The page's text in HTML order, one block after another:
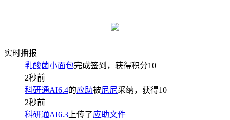
实时播报
乳酸菌小面包完成签到，获得积分10
2秒前
科研通AI6.4的应助被尼尼采纳，获得10
2秒前
科研通AI6.3上传了 应助文件